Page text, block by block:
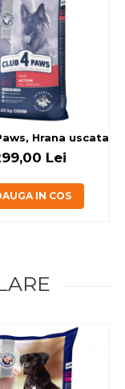
14kgHrana uscata
Lei
IN COS